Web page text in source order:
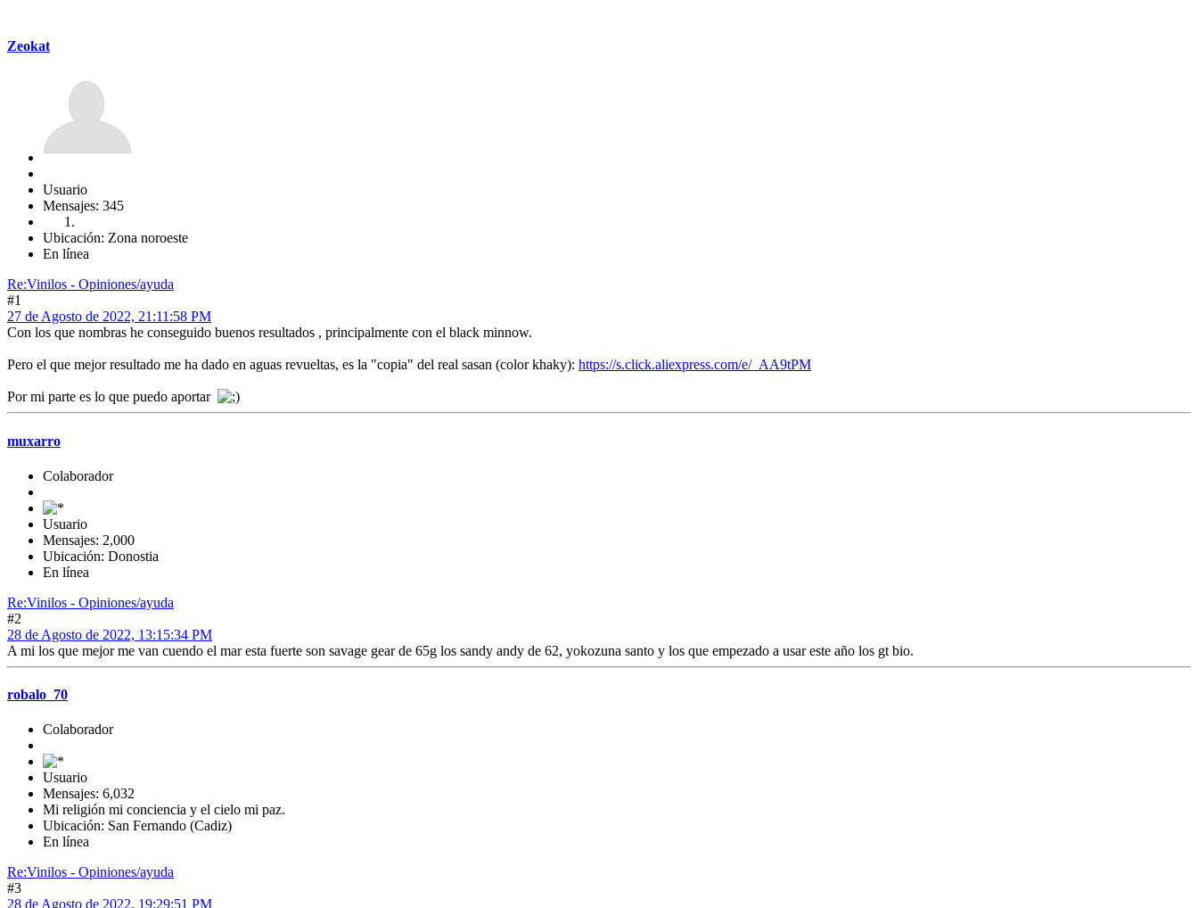
Zeokat
Usuario
Mensajes: 345
Ubicación: Zona noroeste
En línea
Re:Vinilos - Opiniones/ayuda
#1
27 de Agosto de 2022, 21:11:58 PM
Con los que nombras he conseguido buenos resultados , principalmente con el black minnow.
Pero el que mejor resultado me ha dado en aguas revueltas, es la "copia" del real sasan (color khaky): https://s.click.aliexpress.com/e/_AA9tPM
Por mi parte es lo que puedo aportar
muxarro
Colaborador
Usuario
Mensajes: 2,000
Ubicación: Donostia
En línea
Re:Vinilos - Opiniones/ayuda
#2
28 de Agosto de 2022, 13:15:34 PM
A mi los que mejor me van cuendo el mar esta fuerte son savage gear de 65g los sandy andy de 62, yokozuna santo y los que empezado a usar este año los gt bio.
robalo_70
Colaborador
Usuario
Mensajes: 6,032
Mi religión mi conciencia y el cielo mi paz.
Ubicación: San Fernando (Cadiz)
En línea
Re:Vinilos - Opiniones/ayuda
#3
28 de Agosto de 2022, 19:29:51 PM